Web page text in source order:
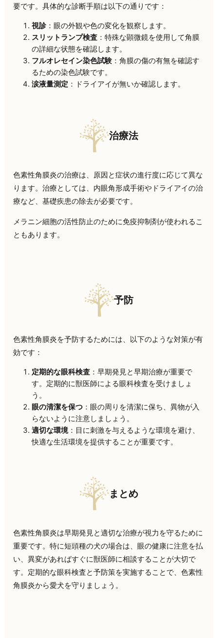
要です。具体的な診断手順は以下の通りです：
視診：眼の外観や色の変化を観察します。
スリットランプ検査：特殊な顕微鏡を使用して角膜
の詳細な状態を確認します。
フルオレセイン染色試験：角膜の傷の有無を確認す
るための染色試験です。
涙液量測定 ：ドライアイが無いか確認します。
治療法
色素性角膜炎の治療は、原因と症状の進行度に応じて異な
ります。治療としては、内眼角形成手術やドライアイの治
療など、基礎疾患の除去が必要です。
メラニン細胞の活性防止のために免疫抑制剤が使われるこ
ともあります。
予防
色素性角膜炎を予防するためには、以下のような対策が有
効です：
定期的な眼科検査：早期発見と早期治療が重要で
す。定期的に獣医師による眼科検査を受けましょ
う。
眼の清潔を保つ：眼の周りを清潔に保ち、異物が入
らないように注意しましょう。
適切な環境：目に刺激を与えるような環境を避け、
快適な生活環境を提供することが重要です。
まとめ
色素性角膜炎は早期発見と適切な治療が視力を守るために
重要です。特に短頭種の犬の場合は、眼の健康に注意を払
い、異変があればすぐに獣医師に相談することが大切で
す。定期的な眼科検査と予防策を実施することで、色素性
角膜炎から愛犬を守りましょう。